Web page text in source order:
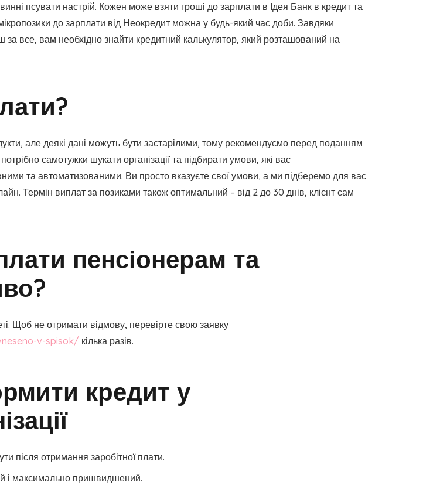
псувати настрій. Кожен може взяти гроші до зарплати в Ідея Банк в кредит та
до зарплати від Неокредит можна у будь-який час доби. Завдяки
все, вам необхідно знайти кредитний калькулятор, який розташований на
але деякі дані можуть бути застарілими, тому рекомендуємо перед поданням
самотужки шукати організації та підбирати умови, які вас
та автоматизованими. Ви просто вказуєте свої умови, а ми підберемо для вас
Термін виплат за позиками також оптимальний – від 2 до 30 днів, клієнт сам
пенсіонерам та
Щоб не отримати відмову, перевірте свою заявку
v-spisok/ кілька разів.
кредит у
після отримання заробітної плати.
і максимально пришвидшений.